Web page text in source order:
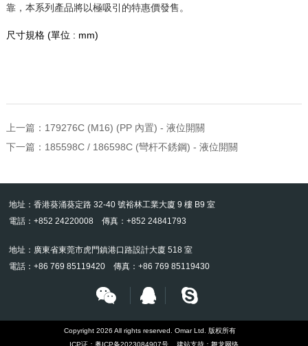
靠，本系列產品將以極吸引的特惠價發售。
尺寸規格(單位 : mm)
上一篇： 179276C (M16) (PP 內置) - 液位開關
下一篇： 185598C / 186598C (彎杆不銹鋼) - 液位開關
地址：香港葵涌葵定路 32-40 號裕林工業大廈 9 樓 B9 室
電話：+852 24220008 傳真：+852 24841793
地址：廣東省東莞市虎門鎮港口路設計大廈 518 室
電話：+86 769 85119420 傳真：+86 769 85119430
Copyright 2026 All rights reserved. Omar Ltd. 版权所有
ICP证： 粤ICP备2023084907号 建站支持： 舞龙网络